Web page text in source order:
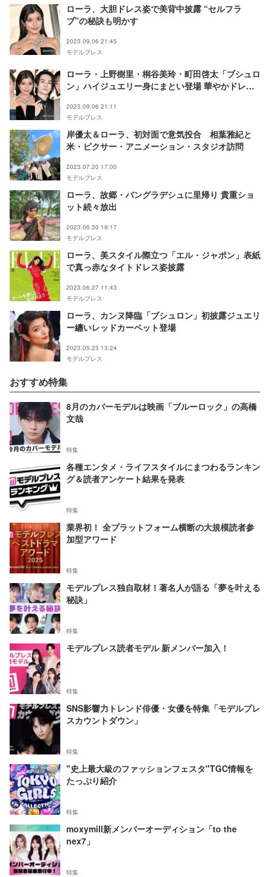
ローラ、大胆ドレス姿で美背中披露 “セルフラ
ブ”の秘訣も明かす
2023.09.06 21:45
モデルプレス
ローラ・上野樹里・桐谷美玲・町田啓太「ブシュロ
ン」ハイジュエリー身にまとい登場 華やかドレス
2023.09.06 21:11
モデルプレス
岸優太＆ローラ、初対面で意気投合 相葉雅紀と
米・ピクサー・アニメーション・スタジオ訪問
2023.07.20 17:00
モデルプレス
ローラ、故郷・バングラデシュに里帰り 貴重ショ
ット続々放出
2023.06.30 19:17
モデルプレス
ローラ、美スタイル際立つ「エル・ジャポン」表紙
で真っ赤なタイトドレス姿披露
2023.06.27 11:43
モデルプレス
ローラ、カンヌ降臨「ブシュロン」初披露ジュエリ
ー纏いレッドカーペット登場
2023.05.23 13:24
モデルプレス
おすすめ特集
8月のカバーモデルは映画「ブルーロック」の高橋
文哉
特集
各種エンタメ・ライフスタイルにまつわるランキン
グ＆読者アンケート結果を発表
特集
業界初！ 全プラットフォーム横断の大規模読者参
加型アワード
特集
モデルプレス独自取材！著名人が語る「夢を叶える
秘訣」
特集
モデルプレス読者モデル 新メンバー加入！
特集
SNS影響力トレンド俳優・女優を特集「モデルプレ
スカウントダウン」
特集
"史上最大級のファッションフェスタ"TGC情報を
たっぷり紹介
特集
moxymill新メンバーオーディション「to the
nex7」
特集